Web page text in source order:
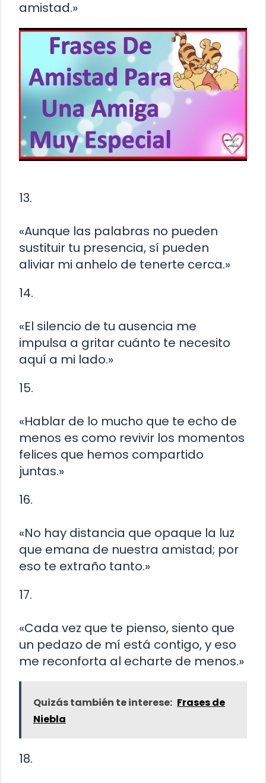
amistad.»
13.
«Aunque las palabras no pueden
sustituir tu presencia, sí pueden
aliviar mi anhelo de tenerte cerca.»
14.
«El silencio de tu ausencia me
impulsa a gritar cuánto te necesito
aquí a mi lado.»
15.
«Hablar de lo mucho que te echo de
menos es como revivir los momentos
felices que hemos compartido
juntas.»
16.
«No hay distancia que opaque la luz
que emana de nuestra amistad; por
eso te extraño tanto.»
17.
«Cada vez que te pienso, siento que
un pedazo de mí está contigo, y eso
me reconforta al echarte de menos.»
Quizás también te interese: Frases de
Niebla
18.